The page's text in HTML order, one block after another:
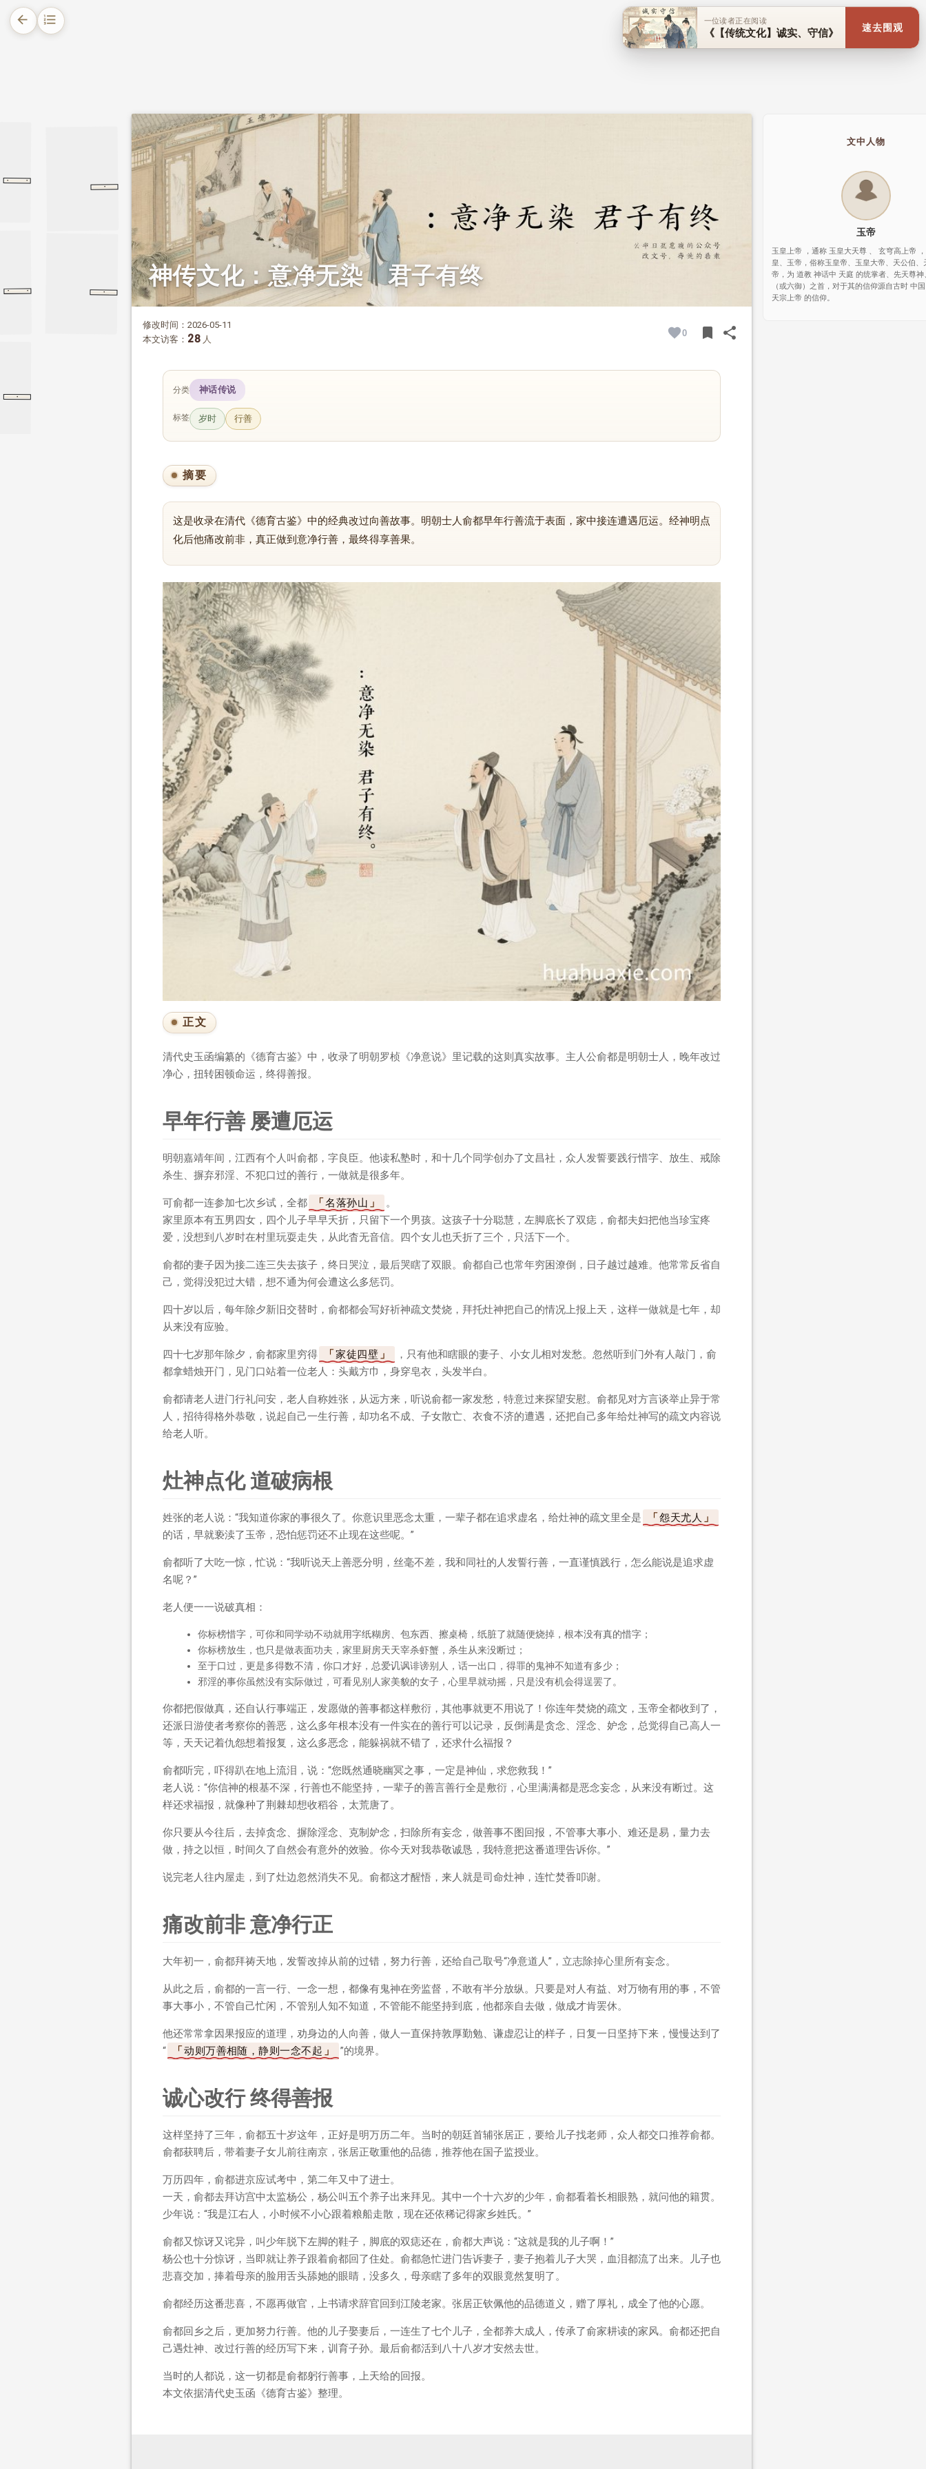
arrow_back format_list_numbered
早年行善 屡遭厄运
痛改前非 意净行正
桢
·
·
公偁
·
·
问
·
司马相如列传
·
司马相如列传
崔怀慎传
·
神传文化：意净无染 君子有终
修改时间：2026-05-11
本文访客： 28 人
0 bookmarkBOOKMARK
shareSHARE
分类 神话传说
标签 岁时 行善
摘要
这是收录在清代《德育古鉴》中的经典改过向善故事。明朝士人俞都早年行善流于表面，家中接连遭遇厄运。经神明点
化后他痛改前非，真正做到意净行善，最终得享善果。
正文
清代史玉函编纂的《德育古鉴》中，收录了明朝罗桢《净意说》里记载的这则真实故事。主人公俞都是明朝士人，晚年改过
净心，扭转困顿命运，终得善报。
早年行善 屡遭厄运
明朝嘉靖年间，江西有个人叫俞都，字良臣。他读私塾时，和十几个同学创办了文昌社，众人发誓要践行惜字、放生、戒除
杀生、摒弃邪淫、不犯口过的善行，一做就是很多年。
可俞都一连参加七次乡试，全都 名落孙山
。
家里原本有五男四女，四个儿子早早夭折，只留下一个男孩。这孩子十分聪慧，左脚底长了双痣，俞都夫妇把他当珍宝疼
爱，没想到八岁时在村里玩耍走失，从此杳无音信。四个女儿也夭折了三个，只活下一个。
俞都的妻子因为接二连三失去孩子，终日哭泣，最后哭瞎了双眼。俞都自己也常年穷困潦倒，日子越过越难。他常常反省自
己，觉得没犯过大错，想不通为何会遭这么多惩罚。
四十岁以后，每年除夕新旧交替时，俞都都会写好祈神疏文焚烧，拜托灶神把自己的情况上报上天，这样一做就是七年，却
从来没有应验。
四十七岁那年除夕，俞都家里穷得 家徒四壁
，只有他和瞎眼的妻子、小女儿相对发愁。忽然听到门外有人敲门，俞
都拿蜡烛开门，见门口站着一位老人：头戴方巾，身穿皂衣，头发半白。
俞都请老人进门行礼问安，老人自称姓张，从远方来，听说俞都一家发愁，特意过来探望安慰。俞都见对方言谈举止异于常
人，招待得格外恭敬，说起自己一生行善，却功名不成、子女散亡、衣食不济的遭遇，还把自己多年给灶神写的疏文内容说
给老人听。
灶神点化 道破病根
姓张的老人说：“我知道你家的事很久了。你意识里恶念太重，一辈子都在追求虚名，给灶神的疏文里全是
怨天尤人
的话，早就亵渎了玉帝，恐怕惩罚还不止现在这些呢。”
俞都听了大吃一惊，忙说：“我听说天上善恶分明，丝毫不差，我和同社的人发誓行善，一直谨慎践行，怎么能说是追求虚
名呢？”
老人便一一说破真相：
你标榜惜字，可你和同学动不动就用字纸糊房、包东西、擦桌椅，纸脏了就随便烧掉，根本没有真的惜字；
你标榜放生，也只是做表面功夫，家里厨房天天宰杀虾蟹，杀生从来没断过；
至于口过，更是多得数不清，你口才好，总爱讥讽诽谤别人，话一出口，得罪的鬼神不知道有多少；
邪淫的事你虽然没有实际做过，可看见别人家美貌的女子，心里早就动摇，只是没有机会得逞罢了。
你都把假做真，还自认行事端正，发愿做的善事都这样敷衍，其他事就更不用说了！你连年焚烧的疏文，玉帝全都收到了，
还派日游使者考察你的善恶，这么多年根本没有一件实在的善行可以记录，反倒满是贪念、淫念、妒念，总觉得自己高人一
等，天天记着仇怨想着报复，这么多恶念，能躲祸就不错了，还求什么福报？
俞都听完，吓得趴在地上流泪，说：“您既然通晓幽冥之事，一定是神仙，求您救我！”
老人说：“你信神的根基不深，行善也不能坚持，一辈子的善言善行全是敷衍，心里满满都是恶念妄念，从来没有断过。这
样还求福报，就像种了荆棘却想收稻谷，太荒唐了。
你只要从今往后，去掉贪念、摒除淫念、克制妒念，扫除所有妄念，做善事不图回报，不管事大事小、难还是易，量力去
做，持之以恒，时间久了自然会有意外的效验。你今天对我恭敬诚恳，我特意把这番道理告诉你。”
说完老人往内屋走，到了灶边忽然消失不见。俞都这才醒悟，来人就是司命灶神，连忙焚香叩谢。
痛改前非 意净行正
大年初一，俞都拜祷天地，发誓改掉从前的过错，努力行善，还给自己取号“净意道人”，立志除掉心里所有妄念。
从此之后，俞都的一言一行、一念一想，都像有鬼神在旁监督，不敢有半分放纵。只要是对人有益、对万物有用的事，不管
事大事小，不管自己忙闲，不管别人知不知道，不管能不能坚持到底，他都亲自去做，做成才肯罢休。
他还常常拿因果报应的道理，劝身边的人向善，做人一直保持敦厚勤勉、谦虚忍让的样子，日复一日坚持下来，慢慢达到了
“
动则万善相随，静则一念不起 ”的境界。
诚心改行 终得善报
这样坚持了三年，俞都五十岁这年，正好是明万历二年。当时的朝廷首辅张居正，要给儿子找老师，众人都交口推荐俞都。
俞都获聘后，带着妻子女儿前往南京，张居正敬重他的品德，推荐他在国子监授业。
万历四年，俞都进京应试考中，第二年又中了进士。
一天，俞都去拜访宫中太监杨公，杨公叫五个养子出来拜见。其中一个十六岁的少年，俞都看着长相眼熟，就问他的籍贯。
少年说：“我是江右人，小时候不小心跟着粮船走散，现在还依稀记得家乡姓氏。”
俞都又惊讶又诧异，叫少年脱下左脚的鞋子，脚底的双痣还在，俞都大声说：“这就是我的儿子啊！”
杨公也十分惊讶，当即就让养子跟着俞都回了住处。俞都急忙进门告诉妻子，妻子抱着儿子大哭，血泪都流了出来。儿子也
悲喜交加，捧着母亲的脸用舌头舔她的眼睛，没多久，母亲瞎了多年的双眼竟然复明了。
俞都经历这番悲喜，不愿再做官，上书请求辞官回到江陵老家。张居正钦佩他的品德道义，赠了厚礼，成全了他的心愿。
俞都回乡之后，更加努力行善。他的儿子娶妻后，一连生了七个儿子，全都养大成人，传承了俞家耕读的家风。俞都还把自
己遇灶神、改过行善的经历写下来，训育子孙。最后俞都活到八十八岁才安然去世。
当时的人都说，这一切都是俞都躬行善事，上天给的回报。
本文依据清代史玉函《德育古鉴》整理。
文中人物
玉帝
玉皇上帝 ，通称 玉皇大天尊 、 玄穹高上帝
皇、玉帝，俗称玉皇帝、玉皇大帝、天公伯、
帝，为 道教 神话中 天庭 的统掌者、先天尊神
（或六御）之首，对于其的信仰源自古时 中
天宗上帝 的信仰。
一位读者正在阅读
《【传统文化】诚实、守信》 速去围观